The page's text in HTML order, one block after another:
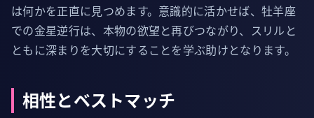
は何かを正直に見つめます。意識的に活かせば、牡羊座
での金星逆行は、本物の欲望と再びつながり、スリルと
ともに深まりを大切にすることを学ぶ助けとなります。
相性とベストマッチ